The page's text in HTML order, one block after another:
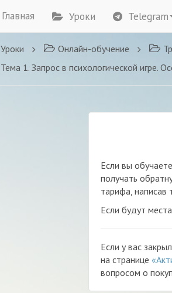
Главная Уроки Telegram
Уроки Онлайн-обучение
Тема 1. Запрос в психологической игре. Особенности постановки
Если вы
получать
тарифа, написав
Если будут
Если у вас
на странице
вопросом о